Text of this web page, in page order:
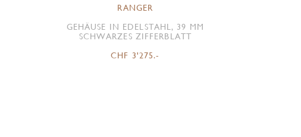
RANGER
GEHÄUSE IN EDELSTAHL, 39 MM
SCHWARZES ZIFFERBLATT
CHF 3'275.-